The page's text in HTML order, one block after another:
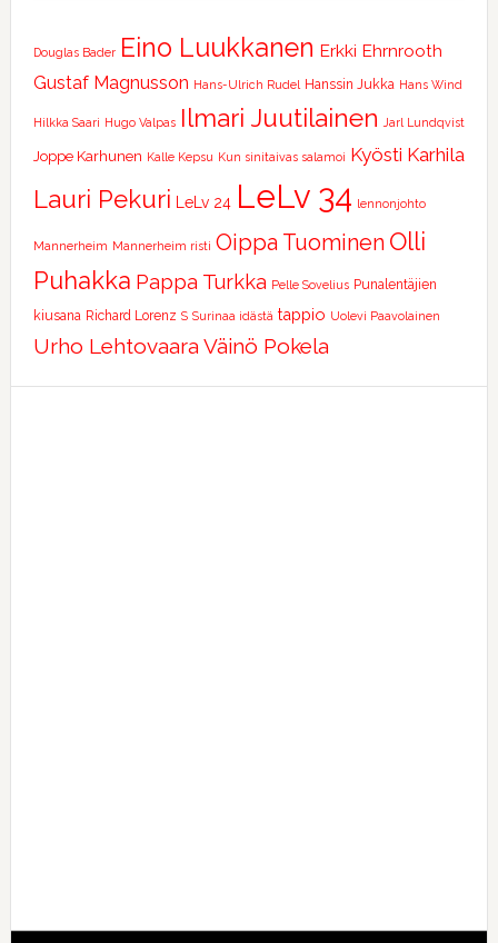
Douglas Bader Eino Luukkanen Erkki Ehrnrooth
Gustaf Magnusson Hans-Ulrich Rudel Hanssin Jukka Hans Wind
Hilkka Saari Hugo Valpas Ilmari Juutilainen Jarl Lundqvist
Joppe Karhunen Kalle Kepsu Kun sinitaivas salamoi Kyösti Karhila
Lauri Pekuri LeLv 24 LeLv 34 lennonjohto
Mannerheim Mannerheim risti Oippa Tuominen Olli
Puhakka Pappa Turkka Pelle Sovelius Punalentäjien
kiusana Richard Lorenz S Surinaa idästä tappio Uolevi Paavolainen
Urho Lehtovaara Väinö Pokela